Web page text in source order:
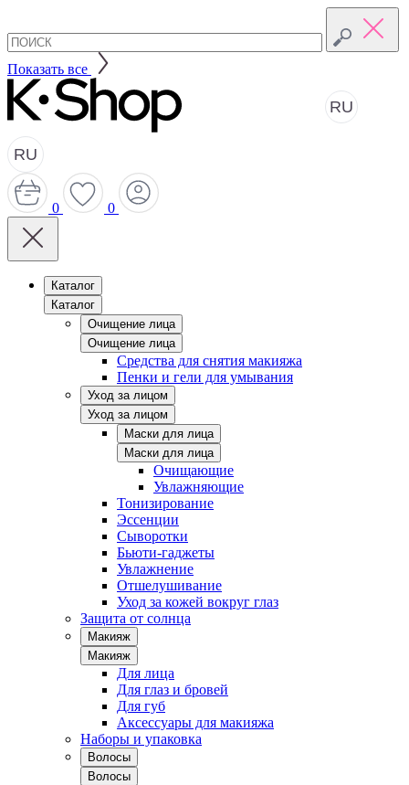
Показать все
RU
RU
0 0
Каталог
Каталог
Очищение лица
Очищение лица
Средства для снятия макияжа
Пенки и гели для умывания
Уход за лицом
Уход за лицом
Маски для лица
Маски для лица
Очищающие
Увлажняющие
Тонизирование
Эссенции
Сыворотки
Бьюти-гаджеты
Увлажнение
Отшелушивание
Уход за кожей вокруг глаз
Защита от солнца
Макияж
Макияж
Для лица
Для глаз и бровей
Для губ
Аксессуары для макияжа
Наборы и упаковка
Волосы
Волосы